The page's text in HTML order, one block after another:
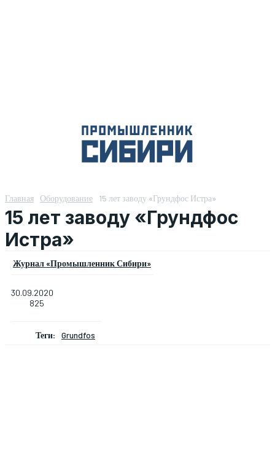
Главная Оборудование 15 лет заводу «Грундфос Истра»
15 лет заводу «Грундфос
Истра»
Журнал «Промышленник Сибири»
30.09.2020
825
Теги: Grundfos